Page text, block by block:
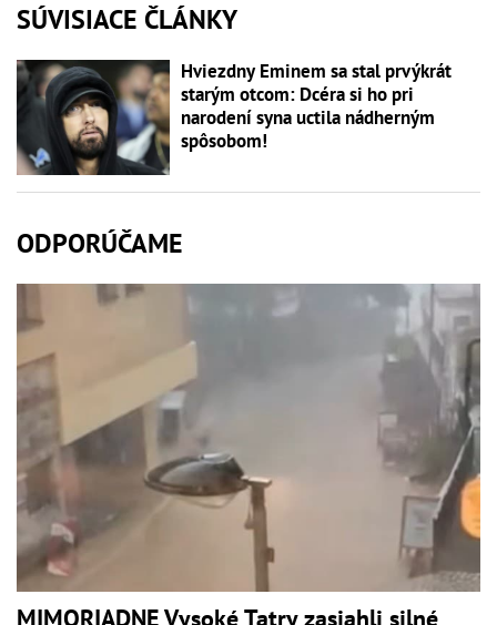
SÚVISIACE ČLÁNKY
Hviezdny Eminem sa stal prvýkrát
starým otcom: Dcéra si ho pri
narodení syna uctila nádherným
spôsobom!
ODPORÚČAME
MIMORIADNE Vysoké Tatry zasiahli silné